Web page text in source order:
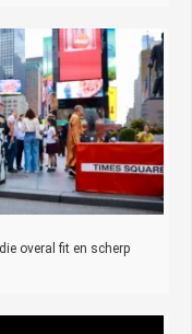
overal fit en scherp